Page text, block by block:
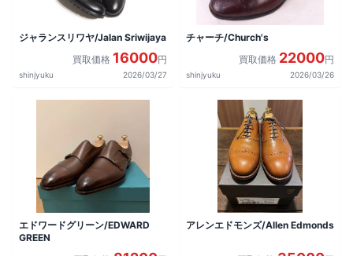
ジャランスリワヤ/Jalan Sriwijaya
買取価格 16000円
shinjyuku 2026/03/27
チャーチ/Church's
買取価格 22000円
shinjyuku 2026/03/26
エドワードグリーン/EDWARD
GREEN
アレンエドモンズ/Allen Edmonds